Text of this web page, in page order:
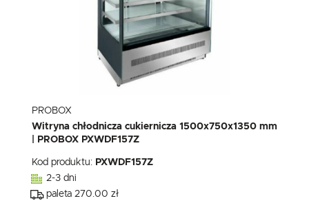
PROBOX
Witryna chłodnicza cukiernicza 1500x750x1350 mm
| PROBOX PXWDF157Z
Kod produktu: PXWDF157Z
2-3 dni
paleta 270.00 zł